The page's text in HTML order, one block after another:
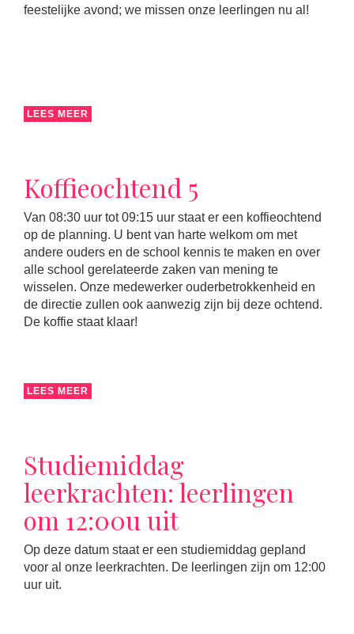
feestelijke avond; we missen onze leerlingen nu al!
LEES MEER
Koffieochtend 5
Van 08:30 uur tot 09:15 uur staat er een koffieochtend
op de planning. U bent van harte welkom om met
andere ouders en de school kennis te maken en over
alle school gerelateerde zaken van mening te
wisselen. Onze medewerker ouderbetrokkenheid en
de directie zullen ook aanwezig zijn bij deze ochtend.
De koffie staat klaar!
LEES MEER
Studiemiddag
leerkrachten: leerlingen
om 12:00u uit
Op deze datum staat er een studiemiddag gepland
voor al onze leerkrachten. De leerlingen zijn om 12:00
uur uit.